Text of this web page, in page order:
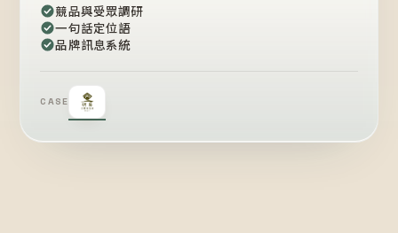
競品與受眾調研
一句話定位語
品牌訊息系統
CASE